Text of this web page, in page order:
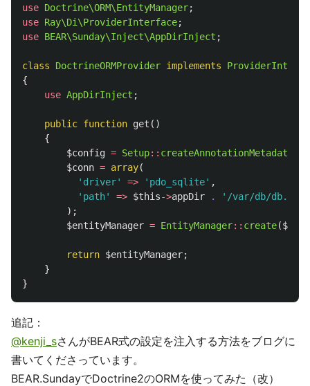
use Doctrine\ORM\EntityManager;
use Ray\Di\ProviderInterface;
use BEAR\Sunday\Inject\AppDirInject ;
class DoctrineORMProvider implements
{
use AppDirInject ;
public function get ()
{
$config = Setup::
$conn = array(
'driver'
=> 'pdo_sqlite' ,
'path'
=> $this->appDir .
'/var/db/
);
$entityManager = EntityManager:: create($conn
return $entityManager;
}
}
追記：
@kenji_sさんがBEAR式の設定を注入する方法をブログに
書いてくださっています。
BEAR.SundayでDoctrine2のORMを使ってみた（改）